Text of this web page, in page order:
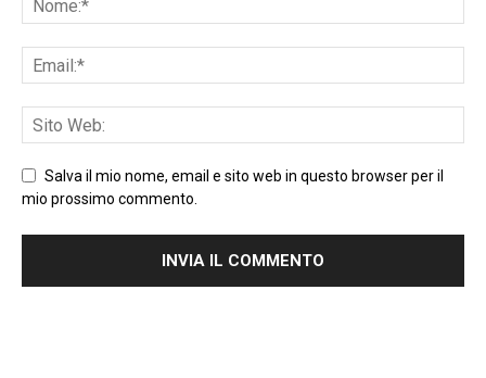
Salva il mio nome, email e sito web in questo browser per il
mio prossimo commento.